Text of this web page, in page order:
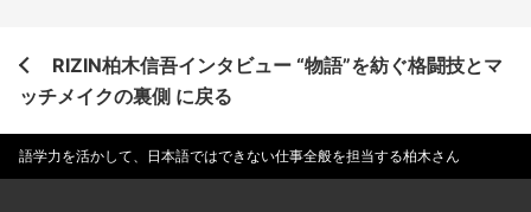
RIZIN柏木信吾インタビュー “物語”を紡ぐ格闘技とマ
ッチメイクの裏側 に戻る
語学力を活かして、日本語ではできない仕事全般を担当する柏木さん